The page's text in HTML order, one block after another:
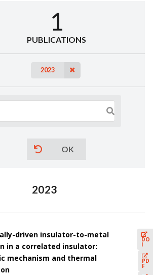
2023
driven insulator-to-metal
in a correlated insulator:
mechanism and thermal
DO
I
PD
F
1
PUBLICATIONS
2023
OK